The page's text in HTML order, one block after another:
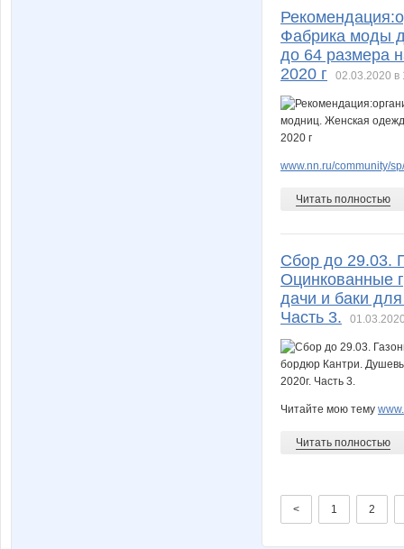
Фабрика моды
до 64 размера
2020 г
02.03.2020 в
www.nn.ru/community/
Читать полностью
Сбор до 29.03.
Оцинкованные
дачи и баки
Часть 3.
Читайте мою тему
Читать полностью
< 1 2